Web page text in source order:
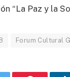
“La Paz y la
Forum Cultural